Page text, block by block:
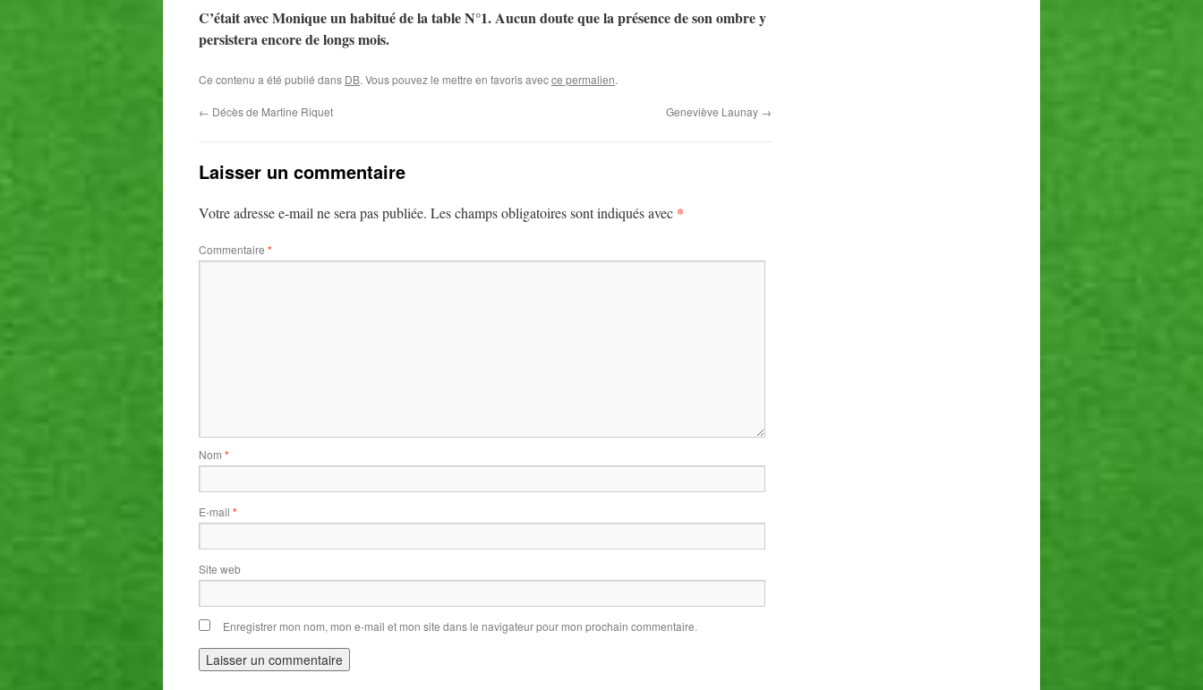
C’était avec Monique un habitué de la table N°1.Aucun doute que la présence de son ombre y
persistera encore de longs mois.
Ce contenu a été publié dans DB. Vous pouvez le mettre en favoris avecce permalien.
← Décès de Martine Riquet Geneviève Launay →
Laisser un commentaire
Votre adresse e-mail ne sera pas publiée. Les champs obligatoires sont indiqués avec *
Commentaire *
Nom *
E-mail *
Site web
Enregistrer mon nom, mon e-mail et mon site dans le navigateur pour mon prochain commentaire.